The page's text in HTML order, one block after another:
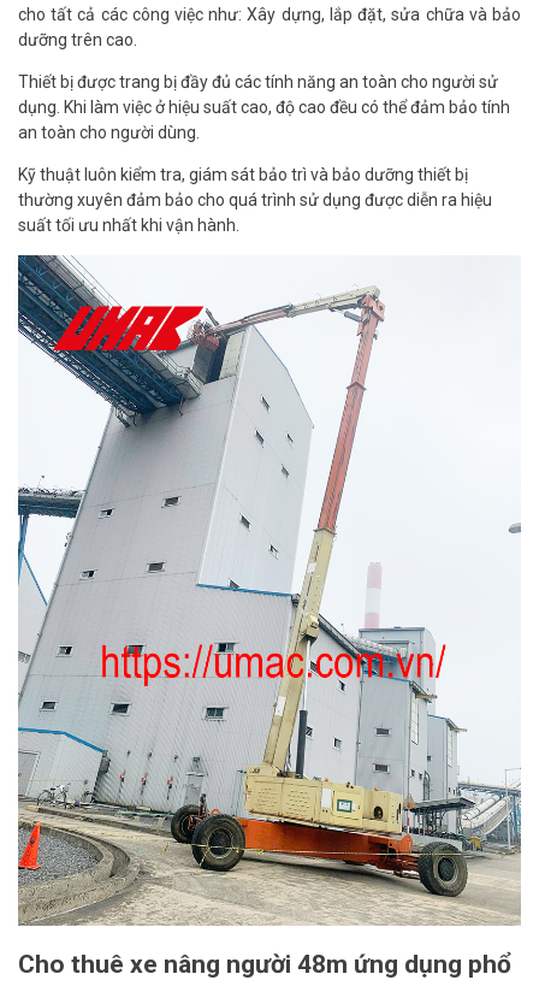
cho tất cả các công việc như: Xây dựng, lắp đặt, sửa chữa và bảo
dưỡng trên cao.
Thiết bị được trang bị đầy đủ các tính năng an toàn cho người sử
dụng. Khi làm việc ở hiệu suất cao, độ cao đều có thể đảm bảo tính
an toàn cho người dùng.
Kỹ thuật luôn kiểm tra, giám sát bảo trì và bảo dưỡng thiết bị
thường xuyên đảm bảo cho quá trình sử dụng được diễn ra hiệu
suất tối ưu nhất khi vận hành.
Cho thuê xe nâng người 48m ứng dụng phổ